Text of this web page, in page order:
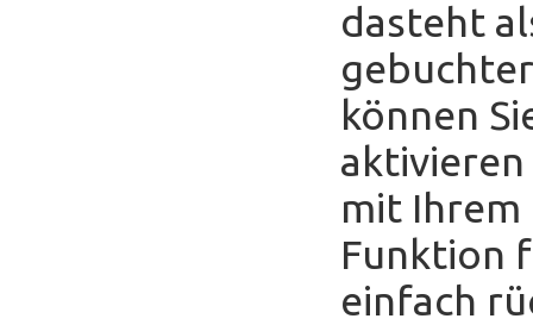
dasteht
können
aktivieren
mit Ihrem
Funktion
einfach